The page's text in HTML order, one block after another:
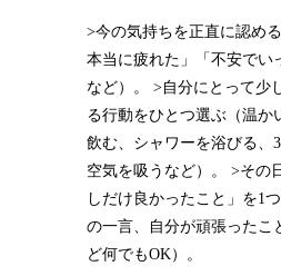
>今の気持ちを正直に認め
本当に疲れた」「不安でい
など）。 >自分にとって少
る行動をひとつ選ぶ（温か
飲む、シャワーを浴びる、
空気を吸うなど）。 >その
しだけ良かったこと」を1
の一言、自分が頑張ったこ
ど何でもOK）。